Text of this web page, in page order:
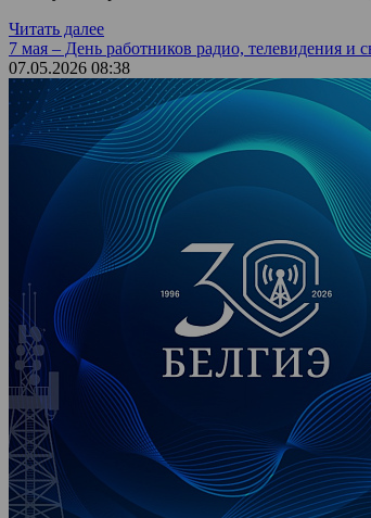
Читать далее
7 мая – День работников радио, телевидения и
07.05.2026 08:38